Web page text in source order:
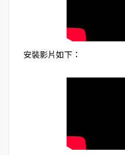
安裝影片如下：